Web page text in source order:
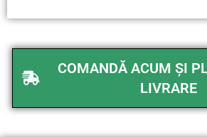
COMANDĂ ACUM ȘI
LIVRARE